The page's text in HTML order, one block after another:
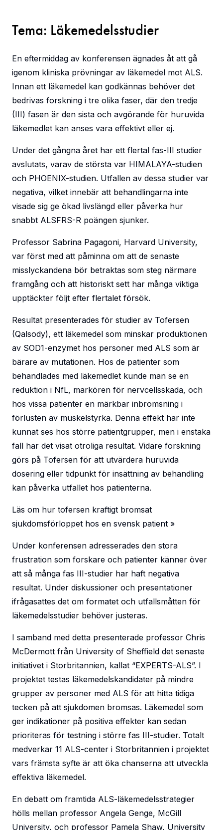
Tema: Läkemedelsstudier
En eftermiddag av konferensen ägnades åt att gå
igenom kliniska prövningar av läkemedel mot ALS.
Innan ett läkemedel kan godkännas behöver det
bedrivas forskning i tre olika faser, där den tredje
(III) fasen är den sista och avgörande för huruvida
läkemedlet kan anses vara effektivt eller ej.
Under det gångna året har ett flertal fas-III studier
avslutats, varav de största var HIMALAYA-studien
och PHOENIX-studien. Utfallen av dessa studier var
negativa, vilket innebär att behandlingarna inte
visade sig ge ökad livslängd eller påverka hur
snabbt ALSFRS-R poängen sjunker.
Professor Sabrina Pagagoni, Harvard University,
var först med att påminna om att de senaste
misslyckandena bör betraktas som steg närmare
framgång och att historiskt sett har många viktiga
upptäckter följt efter flertalet försök.
Resultat presenterades för studier av Tofersen
(Qalsody), ett läkemedel som minskar produktionen
av SOD1-enzymet hos personer med ALS som är
bärare av mutationen. Hos de patienter som
behandlades med läkemedlet kunde man se en
reduktion i NfL, markören för nervcellsskada, och
hos vissa patienter en märkbar inbromsning i
förlusten av muskelstyrka. Denna effekt har inte
kunnat ses hos större patientgrupper, men i enstaka
fall har det visat otroliga resultat. Vidare forskning
görs på Tofersen för att utvärdera huruvida
dosering eller tidpunkt för insättning av behandling
kan påverka utfallet hos patienterna.
Läs om hur tofersen kraftigt bromsat
sjukdomsförloppet hos en svensk patient »
Under konferensen adresserades den stora
frustration som forskare och patienter känner över
att så många fas III-studier har haft negativa
resultat. Under diskussioner och presentationer
ifrågasattes det om formatet och utfallsmåtten för
läkemedelsstudier behöver justeras.
I samband med detta presenterade professor Chris
McDermott från University of Sheffield det senaste
initiativet i Storbritannien, kallat “EXPERTS-ALS”. I
projektet testas läkemedelskandidater på mindre
grupper av personer med ALS för att hitta tidiga
tecken på att sjukdomen bromsas. Läkemedel som
ger indikationer på positiva effekter kan sedan
prioriteras för testning i större fas III-studier. Totalt
medverkar 11 ALS-center i Storbritannien i projektet
vars främsta syfte är att öka chanserna att utveckla
effektiva läkemedel.
En debatt om framtida ALS-läkemedelsstrategier
hölls mellan professor Angela Genge, McGill
University, och professor Pamela Shaw, University